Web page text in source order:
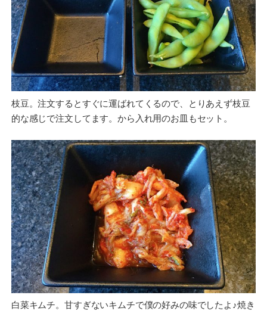
枝豆。注文するとすぐに運ばれてくるので、とりあえず枝豆
的な感じで注文してます。から入れ用のお皿もセット。
白菜キムチ。甘すぎないキムチで僕の好みの味でしたよ♪焼き